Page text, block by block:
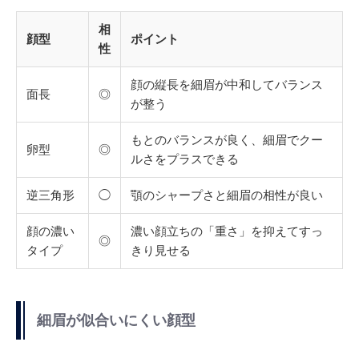
顔型
相
性
ポイント
面長 ◎
顔の縦長を細眉が中和してバランス
が整う
卵型 ◎
もとのバランスが良く、細眉でクー
ルさをプラスできる
逆三角形 ◯ 顎のシャープさと細眉の相性が良い
顔の濃い
タイプ
◎
濃い顔立ちの「重さ」を抑えてすっ
きり見せる
細眉が似合いにくい顔型